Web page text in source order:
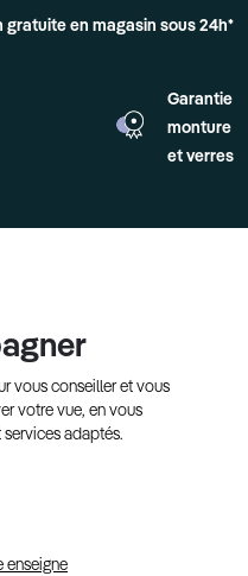
gratuite en magasin sous 24h*
Garantie
monture
et verres
vous conseiller et vous
votre vue, en vous
adaptés.
enseigne